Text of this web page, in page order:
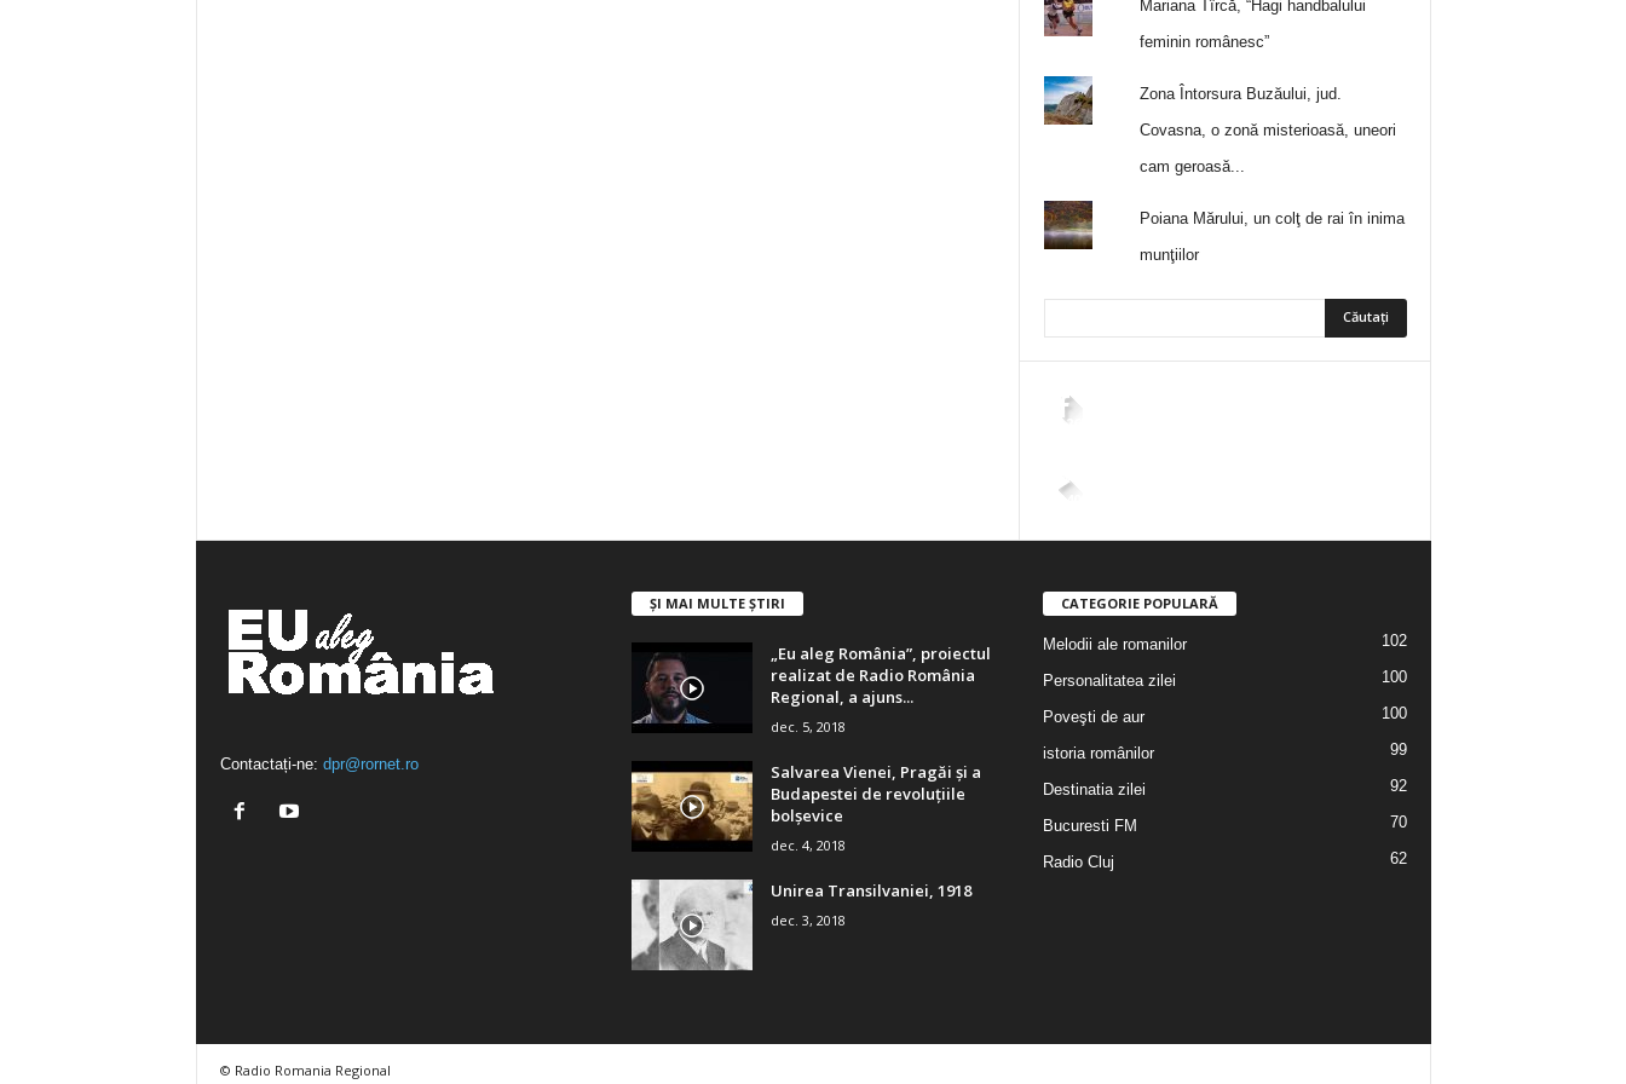
Mariana Tîrcă, “Hagi handbalului
feminin românesc”
Zona Întorsura Buzăului, jud.
Covasna, o zonă misterioasă, uneori
cam geroasă...
Poiana Mărului, un colţ de rai în inima
munţiilor
2,265
4,400
Contactați-ne: dpr@rornet.ro
ȘI MAI MULTE ȘTIRI
„Eu aleg România”, proiectul
realizat de Radio România
Regional, a ajuns...
dec. 5, 2018
Salvarea Vienei, Pragăi şi a
Budapestei de revoluţiile
bolşevice
dec. 4, 2018
Unirea Transilvaniei, 1918
dec. 3, 2018
CATEGORIE POPULARĂ
Melodii ale romanilor 102
Personalitatea zilei 100
Poveşti de aur 100
istoria românilor 99
Destinatia zilei 92
Bucuresti FM 70
Radio Cluj 62
© Radio Romania Regional